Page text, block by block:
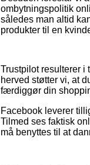
ombytningspolitik
således man altid
produkter til en
Trustpilot resulterer
herved støtter vi, at
færdiggør din
Facebook leverer
Tilmed ses faktisk
må benyttes til at